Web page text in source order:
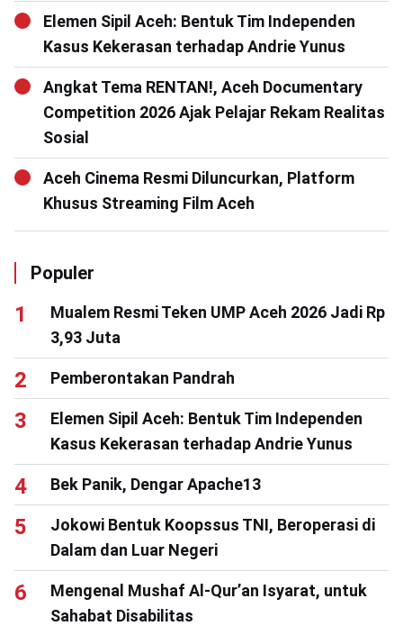
Elemen Sipil Aceh: Bentuk Tim Independen
Kasus Kekerasan terhadap Andrie Yunus
Angkat Tema RENTAN!, Aceh Documentary
Competition 2026 Ajak Pelajar Rekam Realitas
Sosial
Aceh Cinema Resmi Diluncurkan, Platform
Khusus Streaming Film Aceh
Populer
Mualem Resmi Teken UMP Aceh 2026 Jadi Rp
3,93 Juta
Pemberontakan Pandrah
Elemen Sipil Aceh: Bentuk Tim Independen
Kasus Kekerasan terhadap Andrie Yunus
Bek Panik, Dengar Apache13
Jokowi Bentuk Koopssus TNI, Beroperasi di
Dalam dan Luar Negeri
Mengenal Mushaf Al-Qur’an Isyarat, untuk
Sahabat Disabilitas